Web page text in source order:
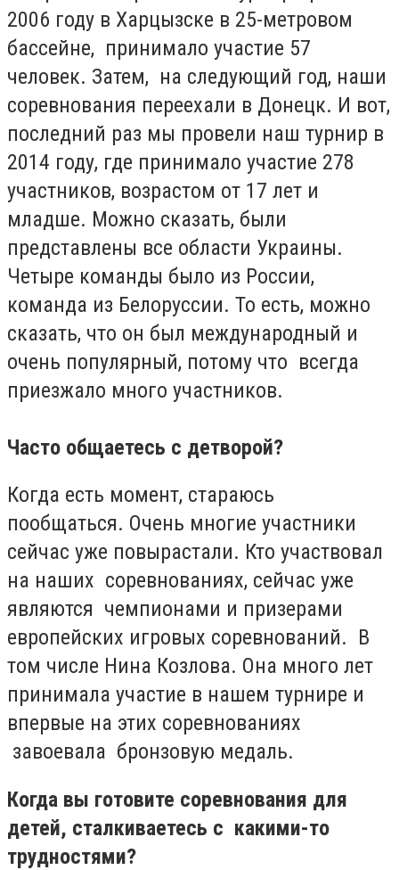
2006 году в Харцызске в 25-метровом
бассейне, принимало участие 57
человек. Затем, на следующий год, наши
соревнования переехали в Донецк. И вот,
последний раз мы провели наш турнир в
2014 году, где принимало участие 278
участников, возрастом от 17 лет и
младше. Можно сказать, были
представлены все области Украины.
Четыре команды было из России,
команда из Белоруссии. То есть, можно
сказать, что он был международный и
очень популярный, потому что всегда
приезжало много участников.
Часто общаетесь с детворой?
Когда есть момент, стараюсь
пообщаться. Очень многие участники
сейчас уже повырастали. Кто участвовал
на наших соревнованиях, сейчас уже
являются чемпионами и призерами
европейских игровых соревнований. В
том числе Нина Козлова. Она много лет
принимала участие в нашем турнире и
впервые на этих соревнованиях
завоевала бронзовую медаль.
Когда вы готовите соревнования для
детей, сталкиваетесь с какими-то
трудностями?